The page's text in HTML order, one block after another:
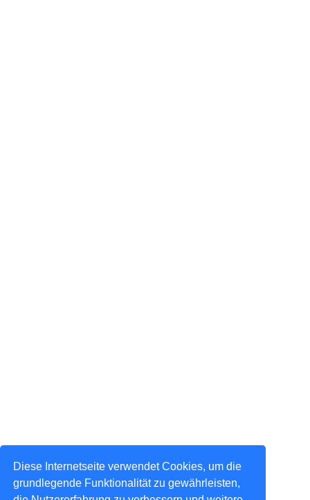
Diese Internetseite verwendet Cookies, um die
grundlegende Funktionalität zu gewährleisten,